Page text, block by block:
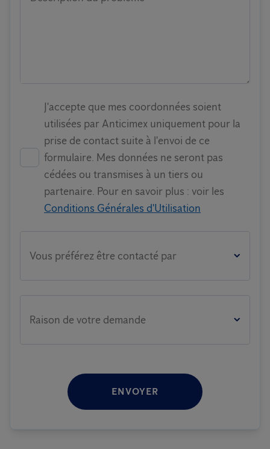
J'accepte que mes coordonnées soient
utilisées par Anticimex uniquement pour la
prise de contact suite à l'envoi de ce
formulaire. Mes données ne seront pas
cédées ou transmises à un tiers ou
partenaire. Pour en savoir plus : voir les
Conditions Générales d'Utilisation
Vous préférez être contacté par
Raison de votre demande
ENVOYER